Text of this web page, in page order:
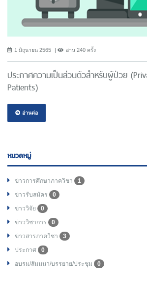
1 มิถุนายน 2565 อ่าน 240 ครั้ง
ประกาศความเป็นส่วนตัวสำหรับผู้ป่วย
Patients)
อ่านต่อ
หมวดหมู่
ข่าวการศึกษาภาควิชา
1
ข่าวรับสมัคร
0
ข่าววิจัย
0
ข่าววิชาการ
0
ข่าวสารภาควิชา
3
ประกาศ
0
อบรม/สัมมนา/บรรยาย/ประชุม
0